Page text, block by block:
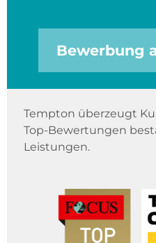
Bewerbung
Tempton überzeugt
Top-Bewertungen
Leistungen.